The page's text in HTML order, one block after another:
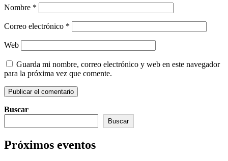
Nombre *
Correo electrónico *
Web
Guarda mi nombre, correo electrónico y web en este navegador
para la próxima vez que comente.
Buscar
Buscar
Próximos eventos